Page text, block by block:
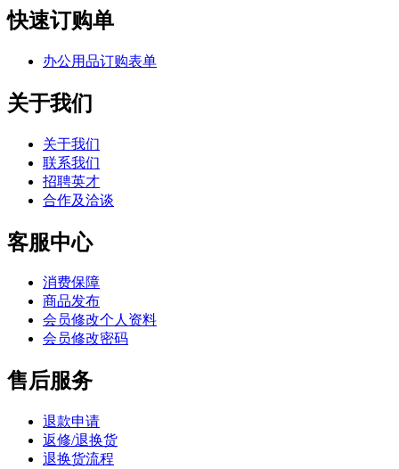
快速订购单
办公用品订购表单
关于我们
关于我们
联系我们
招聘英才
合作及洽谈
客服中心
消费保障
商品发布
会员修改个人资料
会员修改密码
售后服务
退款申请
返修/退换货
退换货流程